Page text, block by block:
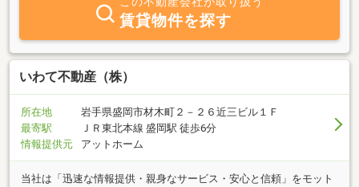
賃貸物件を探す
いわて不動産（株）
所在地
岩手県盛岡市材木町２－２６近三ビル１Ｆ
最寄駅
ＪＲ東北本線 盛岡駅 徒歩6分
情報提供元
アットホーム
当社は「迅速な情報提供・親身なサービス・安心と信頼」をモット